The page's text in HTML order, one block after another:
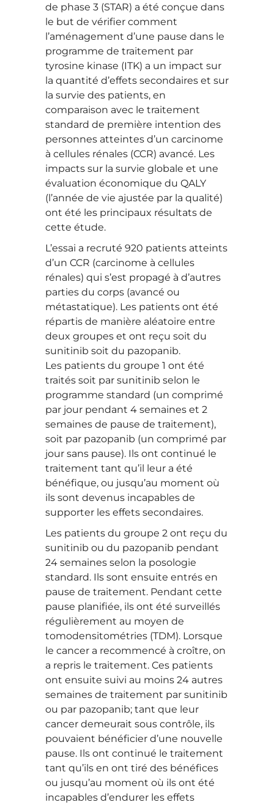
de phase 3 (STAR) a été conçue dans
le but de vérifier comment
l’aménagement d’une pause dans le
programme de traitement par
tyrosine kinase (ITK) a un impact sur
la quantité d’effets secondaires et sur
la survie des patients, en
comparaison avec le traitement
standard de première intention des
personnes atteintes d’un carcinome
à cellules rénales (CCR) avancé. Les
impacts sur la survie globale et une
évaluation économique du QALY
(l’année de vie ajustée par la qualité)
ont été les principaux résultats de
cette étude.
L’essai a recruté 920 patients atteints
d’un CCR (carcinome à cellules
rénales) qui s’est propagé à d’autres
parties du corps (avancé ou
métastatique). Les patients ont été
répartis de manière aléatoire entre
deux groupes et ont reçu soit du
sunitinib soit du pazopanib.
Les patients du groupe 1 ont été
traités soit par sunitinib selon le
programme standard (un comprimé
par jour pendant 4 semaines et 2
semaines de pause de traitement),
soit par pazopanib (un comprimé par
jour sans pause). Ils ont continué le
traitement tant qu’il leur a été
bénéfique, ou jusqu’au moment où
ils sont devenus incapables de
supporter les effets secondaires.
Les patients du groupe 2 ont reçu du
sunitinib ou du pazopanib pendant
24 semaines selon la posologie
standard. Ils sont ensuite entrés en
pause de traitement. Pendant cette
pause planifiée, ils ont été surveillés
régulièrement au moyen de
tomodensitométries (TDM). Lorsque
le cancer a recommencé à croître, on
a repris le traitement. Ces patients
ont ensuite suivi au moins 24 autres
semaines de traitement par sunitinib
ou par pazopanib; tant que leur
cancer demeurait sous contrôle, ils
pouvaient bénéficier d’une nouvelle
pause. Ils ont continué le traitement
tant qu’ils en ont tiré des bénéfices
ou jusqu’au moment où ils ont été
incapables d’endurer les effets